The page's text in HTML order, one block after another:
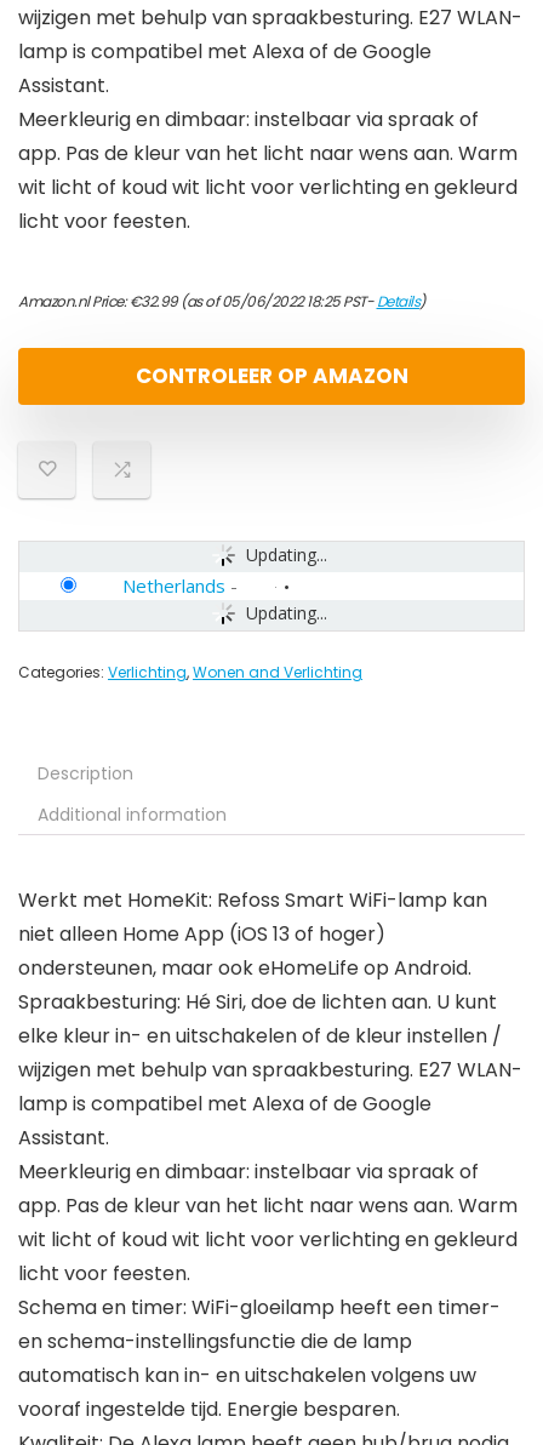
wijzigen met behulp van spraakbesturing. E27 WLAN-
lamp is compatibel met Alexa of de Google
Assistant.
Meerkleurig en dimbaar: instelbaar via spraak of
app. Pas de kleur van het licht naar wens aan. Warm
wit licht of koud wit licht voor verlichting en gekleurd
licht voor feesten.
Amazon.nl Price:€32.99(as of 05/06/2022 18:25 PST-Details)
CONTROLEER OP AMAZON
Updating...
Updating...
Netherlands -
Categories: Verlichting,Wonen and Verlichting
Description
Additional information
Werkt met HomeKit: Refoss Smart WiFi-lamp kan
niet alleen Home App (iOS 13 of hoger)
ondersteunen, maar ook eHomeLife op Android.
Spraakbesturing: Hé Siri, doe de lichten aan. U kunt
elke kleur in- en uitschakelen of de kleur instellen /
wijzigen met behulp van spraakbesturing. E27 WLAN-
lamp is compatibel met Alexa of de Google
Assistant.
Meerkleurig en dimbaar: instelbaar via spraak of
app. Pas de kleur van het licht naar wens aan. Warm
wit licht of koud wit licht voor verlichting en gekleurd
licht voor feesten.
Schema en timer: WiFi-gloeilamp heeft een timer-
en schema-instellingsfunctie die de lamp
automatisch kan in- en uitschakelen volgens uw
vooraf ingestelde tijd. Energie besparen.